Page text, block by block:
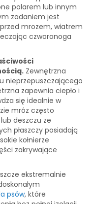
polarem lub innym
zadaniem jest
mrozem, wiatrem
czworonoga
Zewnętrzna
nieprzepuszczającego
zapewnia ciepło i
się idealnie w
mróz często
deszczu ze
płaszczy posiadają
kołnierze
zakrywające
ekstremalnie
psów, które